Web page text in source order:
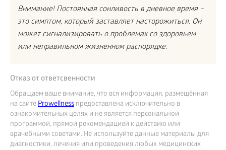
Внимание! Постоянная сонливость в дневное время –
это симптом, который заставляет насторожиться. Он
может сигнализировать о проблемах со здоровьем
или неправильном жизненном распорядке.
Отказ от ответсвенности
Обращаем ваше внимание, что вся информация, размещённая
на сайтеProwellness предоставлена исключительно в
ознакомительных целях и не является персональной
программой, прямой рекомендацией к действию или
врачебными советами. Не используйте данные материалы для
диагностики, лечения или проведения любых медицинских